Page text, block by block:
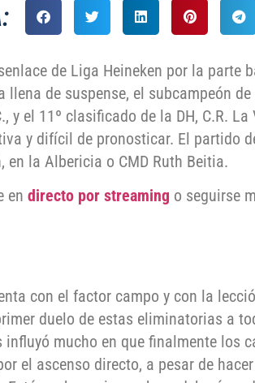
de Liga Heineken por la parte
llena de suspense, el subcampeón
y el 11º clasificado de la DH, C.R.
y difícil de pronosticar. El partido
en la Albericia o CMD Ruth Beitia.
en directo por streaming o seguirse
con el factor campo y con la
duelo de estas eliminatorias a
influyó mucho en que finalmente los
el ascenso directo, a pesar de